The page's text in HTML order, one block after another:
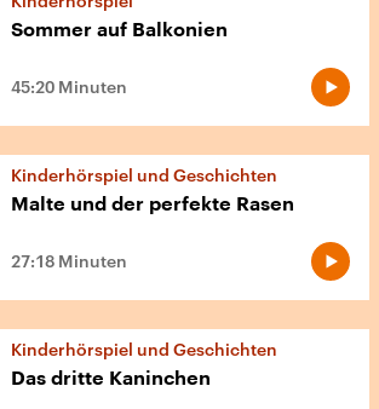
Sommer auf Balkonien
45:20 Minuten
Kinderhörspiel und Geschichten
Malte und der perfekte Rasen
27:18 Minuten
Kinderhörspiel und Geschichten
Das dritte Kaninchen